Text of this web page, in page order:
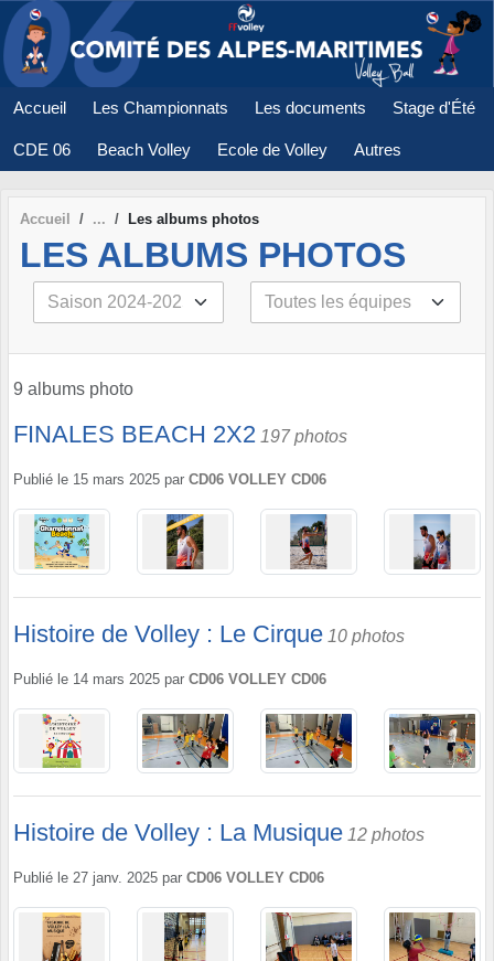
Accueil Les Championnats Les documents Stage d'Été
CDE 06 Beach Volley Ecole de Volley Autres
Accueil Les albums photos
LES ALBUMS PHOTOS
9 albums photo
FINALES BEACH 2X2 197 photos
Publié le 15 mars 2025 par CD06 VOLLEY CD06
Histoire de Volley : Le Cirque 10 photos
Publié le 14 mars 2025 par CD06 VOLLEY CD06
Histoire de Volley : La Musique 12 photos
Publié le 27 janv. 2025 par CD06 VOLLEY CD06
Panneau de gestion des cookies